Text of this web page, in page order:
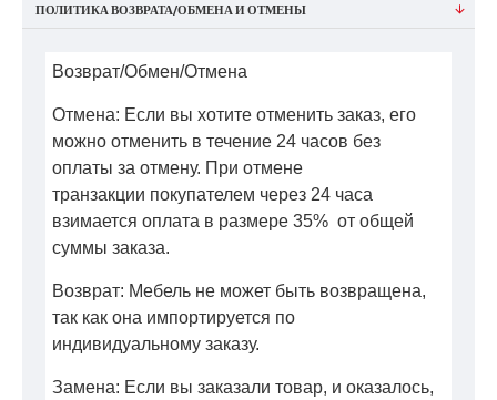
ПОЛИТИКА ВОЗВРАТА/ОБМЕНА И ОТМЕНЫ
Возврат/Обмен/Отмена
Отмена: Если вы хотите отменить заказ, его
можно отменить в течение 24 часов без
оплаты за отмену. При отмене
транзакции покупателем через 24 часа
взимается оплата в размере 35% от общей
суммы заказа.
Возврат: Мебель не может быть возвращена,
так как она импортируется по
индивидуальному заказу.
Замена: Если вы заказали товар, и оказалось,